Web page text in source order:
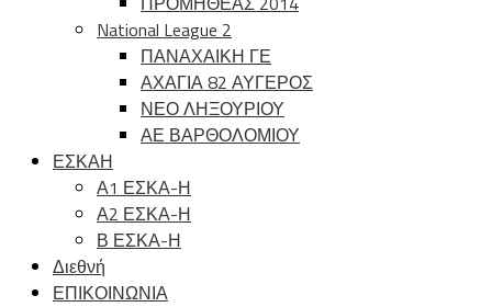
National League 2
ΠΑΝΑΧΑΙΚΗ ΓΕ
ΑΧΑΓΙΑ 82 ΑΥΓΕΡΟΣ
ΝΕΟ ΛΗΞΟΥΡΙΟΥ
ΑΕ ΒΑΡΘΟΛΟΜΙΟΥ
ΕΣΚΑΗ
Α1 ΕΣΚΑ-Η
Α2 ΕΣΚΑ-Η
Β ΕΣΚΑ-Η
Διεθνή
ΕΠΙΚΟΙΝΩΝΙΑ